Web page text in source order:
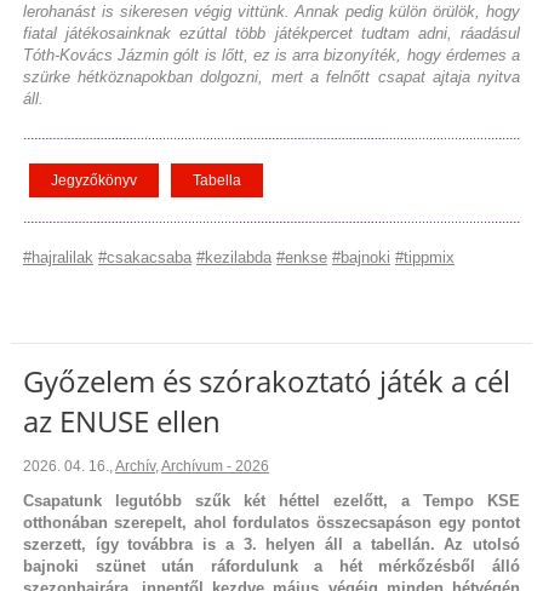
lerohanást is sikeresen végig vittünk. Annak pedig külön örülök, hogy
fiatal játékosainknak ezúttal több játékpercet tudtam adni, ráadásul
Tóth-Kovács Jázmin gólt is lőtt, ez is arra bizonyíték, hogy érdemes a
szürke hétköznapokban dolgozni, mert a felnőtt csapat ajtaja nyitva
áll.
Jegyzőkönyv Tabella
#hajralilak #csakacsaba #kezilabda #enkse #bajnoki #tippmix
Győzelem és szórakoztató játék a cél
az ENUSE ellen
2026. 04. 16.,Archív,Archívum - 2026
Csapatunk legutóbb szűk két héttel ezelőtt, a Tempo KSE
otthonában szerepelt, ahol fordulatos összecsapáson egy pontot
szerzett, így továbbra is a 3. helyen áll a tabellán. Az utolsó
bajnoki szünet után ráfordulunk a hét mérkőzésből álló